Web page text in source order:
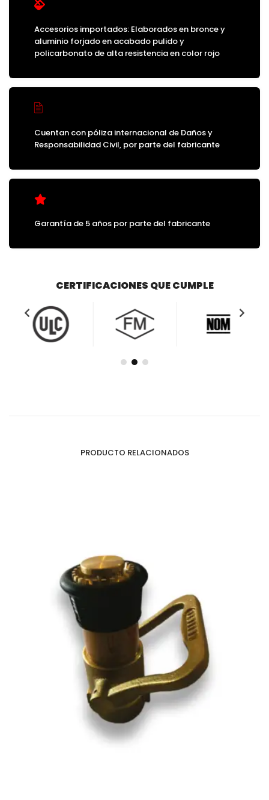
Accesorios importados: Elaborados en bronce y
aluminio forjado en acabado pulido y
policarbonato de alta resistencia en color rojo
Cuentan con póliza internacional de Daños y
Responsabilidad Civil, por parte del fabricante
Garantía de 5 años por parte del fabricante
CERTIFICACIONES QUE CUMPLE
PRODUCTO RELACIONADOS